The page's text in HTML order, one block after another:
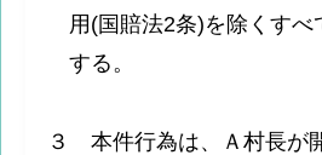
用(国賠法2条)を除くす
する。
３ 本件行為は、Ａ村長が